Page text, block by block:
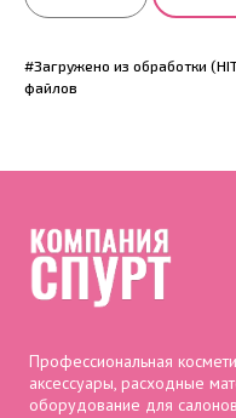
#Загружено из обработки
файлов
Профессиональная
аксессуары, расходные
оборудование для салонов